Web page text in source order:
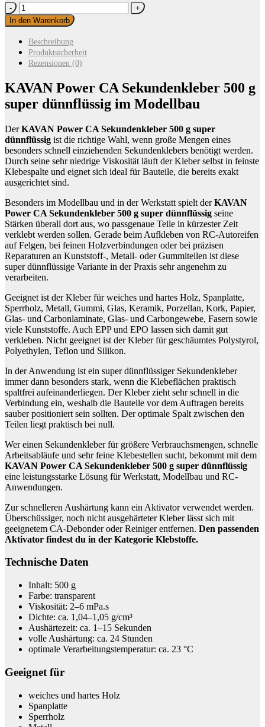
KAVAN
Power
CA
Sekundenkleber
500
g
super
dünnflüssig
Menge
In den Warenkorb
Beschreibung
Produktsicherheit
Rezensionen (0)
KAVAN Power CA Sekundenkleber 500 g
super dünnflüssig im Modellbau
DerKAVAN Power CA Sekundenkleber 500 g super
dünnflüssig ist die richtige Wahl, wenn große Mengen eines
besonders schnell einziehenden Sekundenklebers benötigt werden.
Durch seine sehr niedrige Viskosität läuft der Kleber selbst in feinste
Klebespalte und eignet sich ideal für Bauteile, die bereits exakt
ausgerichtet sind.
Besonders im Modellbau und in der Werkstatt spielt derKAVAN
Power CA Sekundenkleber 500 g super dünnflüssig seine
Stärken überall dort aus, wo passgenaue Teile in kürzester Zeit
verklebt werden sollen. Gerade beim Aufkleben von RC-Autoreifen
auf Felgen, bei feinen Holzverbindungen oder bei präzisen
Reparaturen an Kunststoff-, Metall- oder Gummiteilen ist diese
super dünnflüssige Variante in der Praxis sehr angenehm zu
verarbeiten.
Geeignet ist der Kleber für weiches und hartes Holz, Spanplatte,
Sperrholz, Metall, Gummi, Glas, Keramik, Porzellan, Kork, Papier,
Glas- und Carbonlaminate, Glas- und Carbongewebe, Fasern sowie
viele Kunststoffe. Auch EPP und EPO lassen sich damit gut
verkleben. Nicht geeignet ist der Kleber für geschäumtes Polystyrol,
Polyethylen, Teflon und Silikon.
In der Anwendung ist ein super dünnflüssiger Sekundenkleber
immer dann besonders stark, wenn die Klebeflächen praktisch
spaltfrei aufeinanderliegen. Der Kleber zieht sehr schnell in die
Verbindung ein, weshalb die Bauteile vor dem Auftragen bereits
sauber positioniert sein sollten. Der optimale Spalt zwischen den
Teilen liegt praktisch bei null.
Wer einen Sekundenkleber für größere Verbrauchsmengen, schnelle
Arbeitsabläufe und sehr feine Klebestellen sucht, bekommt mit dem
KAVAN Power CA Sekundenkleber 500 g super dünnflüssig
eine leistungsstarke Lösung für Werkstatt, Modellbau und RC-
Anwendungen.
Zur schnelleren Aushärtung kann ein Aktivator verwendet werden.
Überschüssiger, noch nicht ausgehärteter Kleber lässt sich mit
geeignetem CA-Debonder oder Reiniger entfernen. Den passenden
Aktivator findest du in der Kategorie Klebstoffe.
Technische Daten
Inhalt: 500 g
Farbe: transparent
Viskosität: 2–6 mPa.s
Dichte: ca. 1,04–1,05 g/cm³
Aushärtezeit: ca. 1–15 Sekunden
volle Aushärtung: ca. 24 Stunden
optimale Verarbeitungstemperatur: ca. 23 °C
Geeignet für
weiches und hartes Holz
Spanplatte
Sperrholz